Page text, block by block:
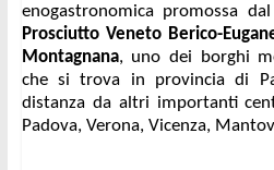
enogastronomica promossa dal
Prosciutto Veneto Berico-
Montagnana, uno dei borghi
che si trova in provincia di
distanza da altri importanti
Padova, Verona, Vicenza,